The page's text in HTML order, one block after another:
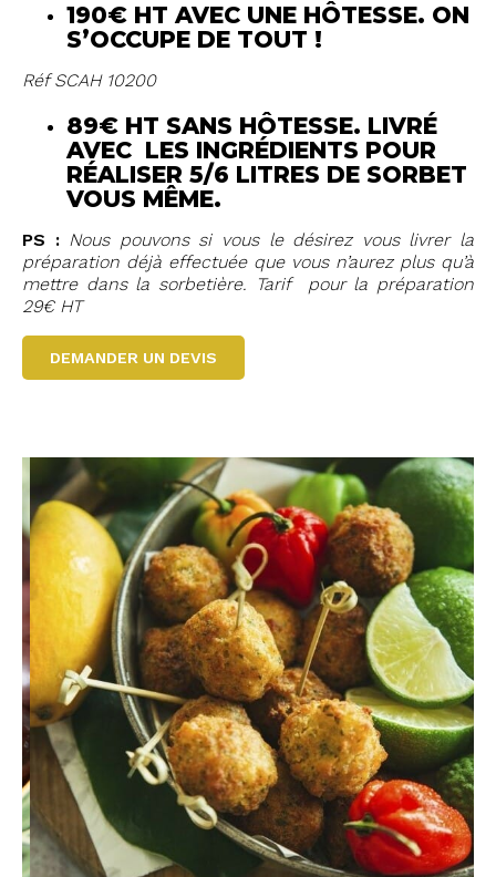
190€ HT AVEC UNE HÔTESSE. ON
S’OCCUPE DE TOUT !
Réf SCAH 10200
89€ HT SANS HÔTESSE. LIVRÉ
AVEC LES INGRÉDIENTS POUR
RÉALISER 5/6 LITRES DE SORBET
VOUS MÊME.
PS : Nous pouvons si vous le désirez vous livrer la
préparation déjà effectuée que vous n’aurez plus qu’à
mettre dans la sorbetière. Tarif pour la préparation
29€ HT
DEMANDER UN DEVIS